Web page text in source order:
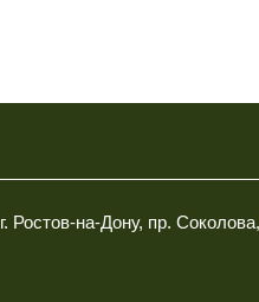
г. Ростов-на-Дону, пр.